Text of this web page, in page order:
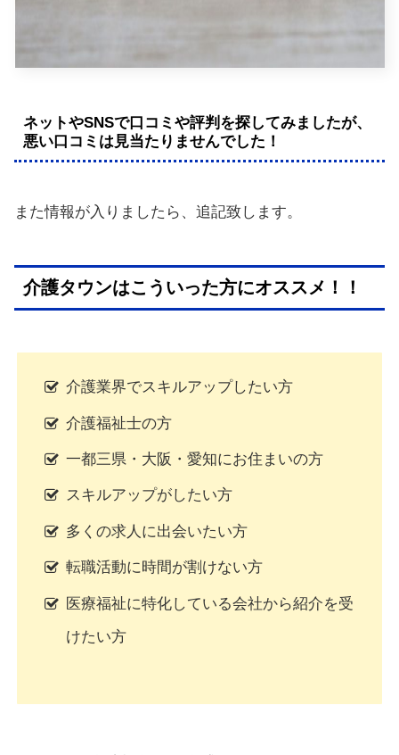
ネットやSNSで口コミや評判を探してみましたが、
悪い口コミは見当たりませんでした！
また情報が入りましたら、追記致します。
介護タウンはこういった方にオススメ！！
介護業界でスキルアップしたい方
介護福祉士の方
一都三県・大阪・愛知にお住まいの方
スキルアップがしたい方
多くの求人に出会いたい方
転職活動に時間が割けない方
医療福祉に特化している会社から紹介を受
けたい方